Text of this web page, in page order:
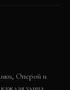
Оперой и
улица